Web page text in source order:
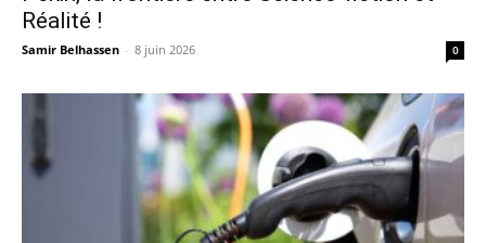
Réalité !
Samir Belhassen - 8 juin 2026 0